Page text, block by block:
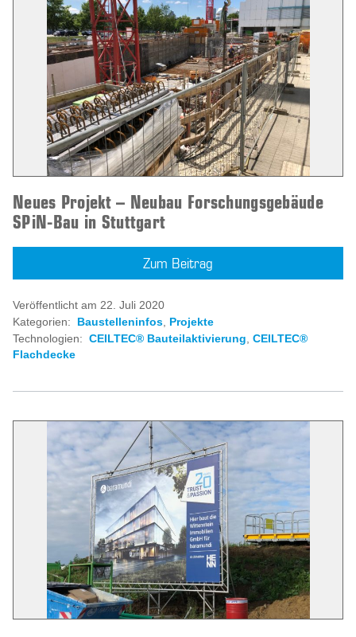
Neues Projekt – Neubau Forschungsgebäude
SPiN-Bau in Stuttgart
Zum Beitrag
Veröffentlicht am 22. Juli 2020
Kategorien:
Baustelleninfos, Projekte
Technologien: CEILTEC® Bauteilaktivierung CEILTEC®
Flachdecke